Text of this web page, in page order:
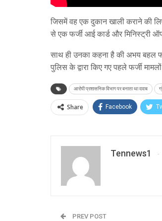
जिसमें वह एक दुकान खाली कराने की
से एक फर्जी आई कार्ड और मिनिस्ट्री
साथ ही उनका कहना है की अभय बहल
पुलिस के द्वारा किए गए पहले फर्जी
आरोपी प्रशासनिक विभाग पर बनाता था दवाब
Share Facebook
Tennews1
PREV POST